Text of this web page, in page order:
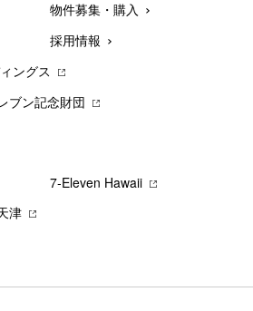
物件募集・購入
採用情報
ングス
ブン記念財団
7‐Eleven Hawaii
津